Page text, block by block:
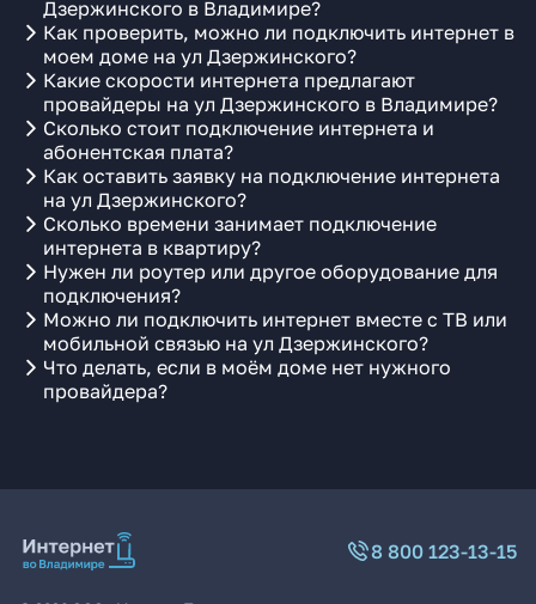
Дзержинского в Владимире?
Как проверить, можно ли подключить интернет в
моем доме на ул Дзержинского?
Какие скорости интернета предлагают
провайдеры на ул Дзержинского в Владимире?
Сколько стоит подключение интернета и
абонентская плата?
Как оставить заявку на подключение интернета
на ул Дзержинского?
Сколько времени занимает подключение
интернета в квартиру?
Нужен ли роутер или другое оборудование для
подключения?
Можно ли подключить интернет вместе с ТВ или
мобильной связью на ул Дзержинского?
Что делать, если в моём доме нет нужного
провайдера?
8 800 123-13-15